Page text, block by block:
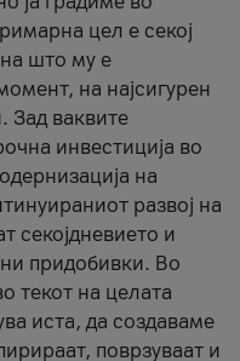
цел е секој
што му е
на најсигурен
Зад ваквите
инвестиција во
на
развој на
секојдневието и
придобивки. Во
текот на целата
иста, да создаваме
поврзуваат и